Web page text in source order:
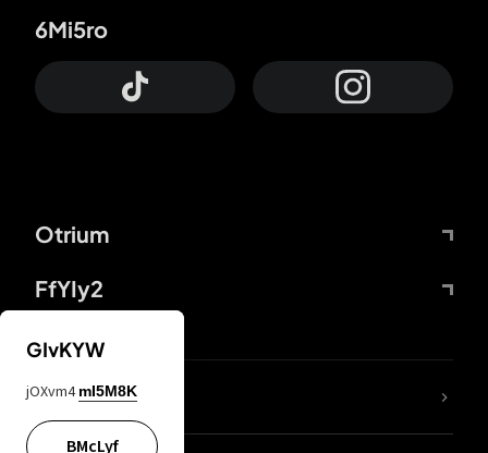
Otrium
FfYIy2
6Mi5ro
DDcvSo
GIvKYW
jOXvm4 mI5M8K
BMcLyf